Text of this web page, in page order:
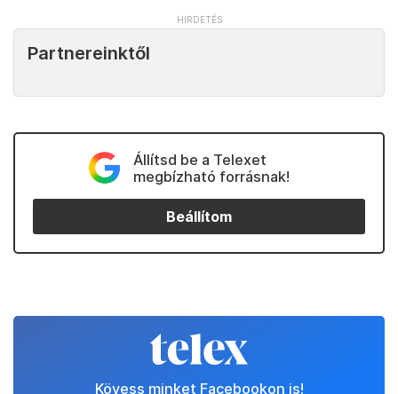
Partnereinktől
Állítsd be a Telexet
megbízható forrásnak!
Beállítom
Kövess minket Facebookon is!